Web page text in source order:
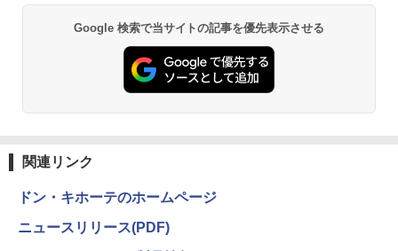
【楽天ランキング1位！】デスクトップパ
ソコン 一体型pc 23.8型 フルHD液晶一体
型 デスクトップパソコン インテル Core
7【Windows 11搭載】USB 2.0 USB 3.0
3
【エントリーでポイント100％還元のチ
ャンス】GMKtec M8 ミニPC【AMD Ryz
【お買い物マラソ！P最大31.5%還元】
モニター 21.5インチ 120Hz モニター 2
2インチ pcモニター フルhd 非光沢 液晶
ディスプレイ Adaptive Sync VESA対応
フレームレス HDMI*2 ブルーライト軽減
3
液晶モニター PCディスプレイ 23.8 24イ
ンチ 144Hz 1ms IPS フルHD ノングレア
￥1,980
1OC Vol.7 （TJMOOK）
4
日本集中治療医学会 専門医テキスト
第4版 [ 一般社団法人日本集中治療医学会
￥5,990
【2026年アップグレード版】AOKIMI ワイヤ
[Explicit]
￥250
On My Road (Stadium ver.)
富士山の天然水 バナジウム含有 水 ミネラル
ウォーター ペットボトル 静岡県産 500ミリリ
ットル (Smart Basic)
￥1,380
￥1,625
エース)
￥832
HUNTER×HUNTER モノクロ版 39 (ジャンプ
Google 検索で当サイトの記事を優先表示させる
関連リンク
ドン・キホーテのホームページ
ニュースリリース(PDF)